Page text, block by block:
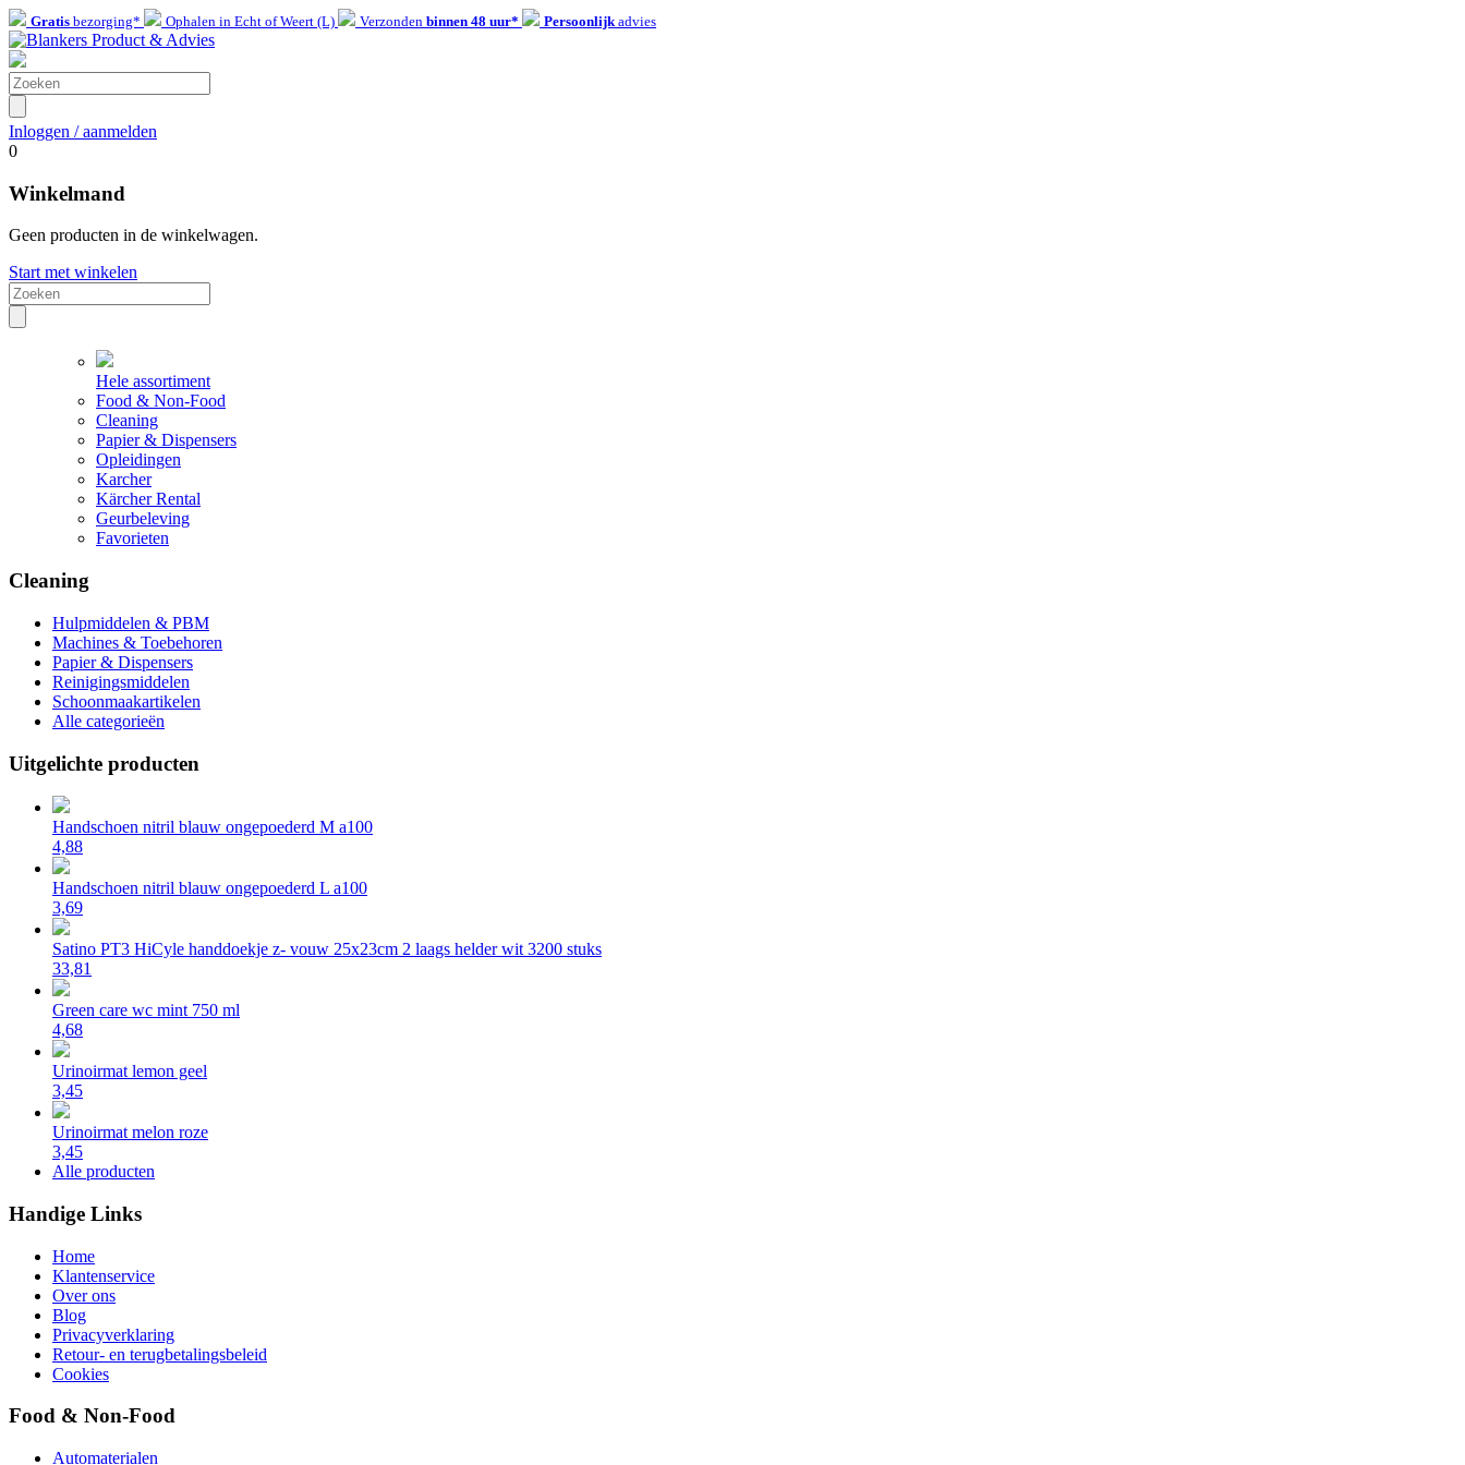
Gratis bezorging* Ophalen in Echt of Weert (L) Verzonden binnen 48 uur* Persoonlijkadvies
Inloggen / aanmelden
0
Winkelmand
Geen producten in de winkelwagen.
Start met winkelen
Hele assortiment
Food & Non-Food
Cleaning
Papier & Dispensers
Opleidingen
Karcher
Kärcher Rental
Geurbeleving
Favorieten
Cleaning
Hulpmiddelen & PBM
Machines & Toebehoren
Papier & Dispensers
Reinigingsmiddelen
Schoonmaakartikelen
Alle categorieën
Uitgelichte producten
Handschoen nitril blauw ongepoederd M a100
4,88
Handschoen nitril blauw ongepoederd L a100
3,69
Satino PT3 HiCyle handdoekje z- vouw 25x23cm 2 laags helder wit 3200 stuks
33,81
Green care wc mint 750 ml
4,68
Urinoirmat lemon geel
3,45
Urinoirmat melon roze
3,45
Alle producten
Handige Links
Home
Klantenservice
Over ons
Blog
Privacyverklaring
Retour- en terugbetalingsbeleid
Cookies
Food & Non-Food
Automaterialen